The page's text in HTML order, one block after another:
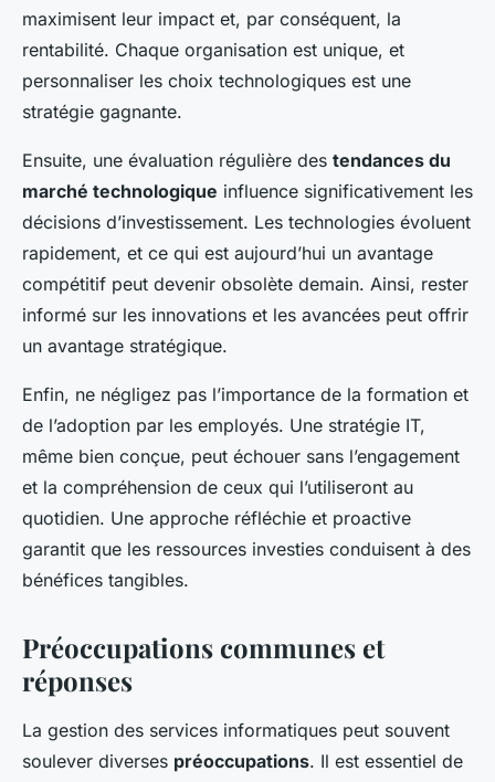
maximisent leur impact et, par conséquent, la
rentabilité. Chaque organisation est unique, et
personnaliser les choix technologiques est une
stratégie gagnante.
Ensuite, une évaluation régulière des tendances du
marché technologique influence significativement les
décisions d’investissement. Les technologies évoluent
rapidement, et ce qui est aujourd’hui un avantage
compétitif peut devenir obsolète demain. Ainsi, rester
informé sur les innovations et les avancées peut offrir
un avantage stratégique.
Enfin, ne négligez pas l’importance de la formation et
de l’adoption par les employés. Une stratégie IT,
même bien conçue, peut échouer sans l’engagement
et la compréhension de ceux qui l’utiliseront au
quotidien. Une approche réfléchie et proactive
garantit que les ressources investies conduisent à des
bénéfices tangibles.
Préoccupations communes et
réponses
La gestion des services informatiques peut souvent
soulever diverses préoccupations. Il est essentiel de